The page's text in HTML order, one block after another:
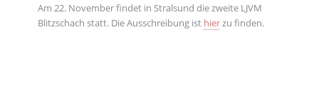
Am 22. November findet in Stralsund die zweite LJVM
Blitzschach statt. Die Ausschreibung ist hierzu finden.